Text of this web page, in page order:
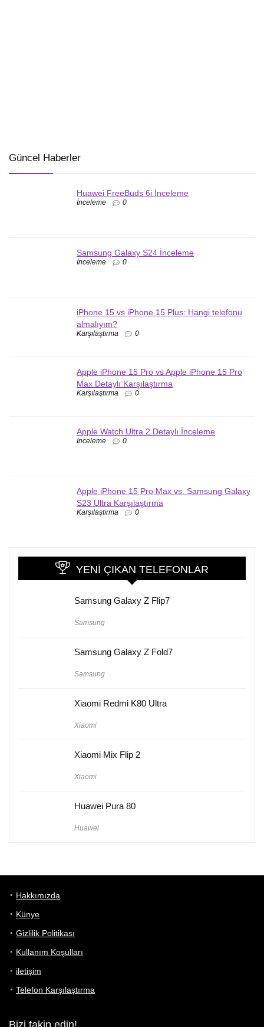
Güncel Haberler
Huawei FreeBuds 6i İnceleme
İnceleme 0
Samsung Galaxy S24 İnceleme
İnceleme 0
iPhone 15 vs iPhone 15 Plus: Hangi telefonu
almalıyım?
Karşılaştırma 0
Apple iPhone 15 Pro vs Apple iPhone 15 Pro
Max Detaylı Karşılaştırma
Karşılaştırma 0
Apple Watch Ultra 2 Detaylı İnceleme
İnceleme 0
Apple iPhone 15 Pro Max vs. Samsung Galaxy
S23 Ultra Karşılaştırma
Karşılaştırma 0
YENI ÇIKAN TELEFONLAR
Samsung Galaxy Z Flip7
Samsung
Samsung Galaxy Z Fold7
Samsung
Xiaomi Redmi K80 Ultra
Xiaomi
Xiaomi Mix Flip 2
Xiaomi
Huawei Pura 80
Huawei
Hakkımızda
Künye
Gizlilik Politikası
Kullanım Koşulları
iletişim
Telefon Karşılaştırma